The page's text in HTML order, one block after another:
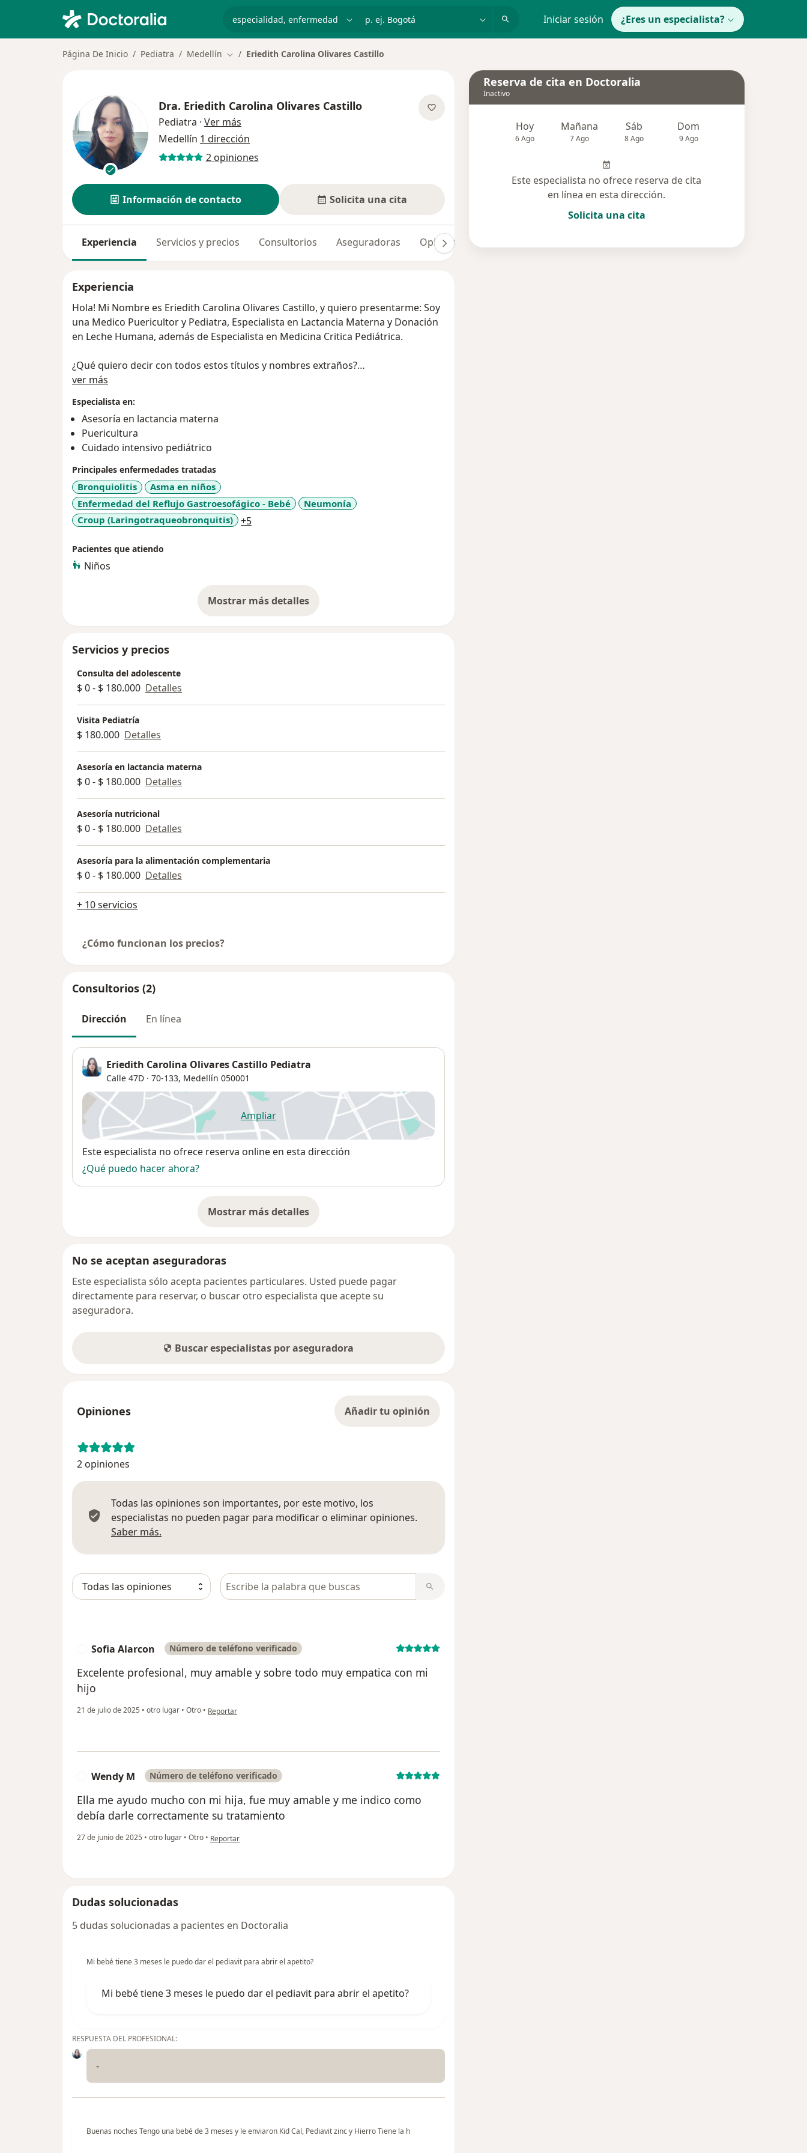
p. ej. Bogotá Iniciar sesión ¿Eres un especialista?
Página De Inicio Pediatra Medellín Cambiar de ciudad
Eriedith Carolina Olivares Castillo
Dra. Eriedith Carolina Olivares Castillo
Pediatra · Ver más
Medellín 1 dirección
2 opiniones
Información de contacto Solicita una cita
Experiencia Servicios y precios Consultorios Aseguradoras Opiniones (2)
Experiencia
Hola! Mi Nombre es Eriedith Carolina Olivares Castillo, y quiero presentarme: Soy
una Medico Puericultor y Pediatra, Especialista en Lactancia Materna y Donación
en Leche Humana, además de Especialista en Medicina Critica Pediátrica.
¿Qué quiero decir con todos estos títulos y nombres extraños?
Que soy una profesional bien calificada! y que te puedo ayudar con la atención a
alimentación, en todas las etapas de la vida, previniendo enfermedades, además
te puedo ayudar en esos momento de enfermedad, no solo en el manejo agudo,
también podemos hacer un seguimiento a largo plazo, hasta que puedan estar
seguros como padres que todo marcha bien.
No dudes en contactarme! Estoy a tu disposición.
ver más
Especialista en:
Asesoría en lactancia materna
Puericultura
Cuidado intensivo pediátrico
Principales enfermedades tratadas
Bronquiolitis
Asma en niños
Enfermedad del Reflujo Gastroesofágico - Bebé
Neumonía
Croup (Laringotraqueobronquitis)
+5a11y_sr_more_diseases
Pacientes que atiendo
Niños
Mostrar más detalles
sobre la experiencia
Servicios y precios
Consulta del adolescente
$ 0 - $ 180.000 Detalles
Visita Pediatría
$ 180.000 Detalles
Asesoría en lactancia materna
$ 0 - $ 180.000 Detalles
Asesoría nutricional
$ 0 - $ 180.000 Detalles
Asesoría para la alimentación complementaria
$ 0 - $ 180.000 Detalles
+ 10 servicios
¿Cómo funcionan los precios?
Consultorios (2)
Dirección En línea
Eriedith Carolina Olivares Castillo Pediatra
Calle 47D · 70-133, Medellín 050001
Ampliarse abre en una nueva pestaña
Disponibilidad
Este especialista no ofrece reserva online en esta dirección
¿Qué puedo hacer ahora?
Mostrar más detalles
sobre la dirección
No se aceptan aseguradoras
Este especialista sólo acepta pacientes particulares. Usted puede pagar
directamente para reservar, o buscar otro especialista que acepte su
aseguradora.
Buscar especialistas por aseguradora
Opiniones Añadir tu opinión
2 opiniones
Todas las opiniones son importantes, por este motivo, los
especialistas no pueden pagar para modificar o eliminar opiniones.
Saber más.
Busca en opiniones
Sofia Alarcon Número de teléfono verificado
Excelente profesional, muy amable y sobre todo muy empatica con mi
hijo
21 de julio de 2025 • otro lugar • Otro • en opinión del usuario Sofia Alarcon
Reportar
Wendy M Número de teléfono verificado
Ella me ayudo mucho con mi hija, fue muy amable y me indico como
debía darle correctamente su tratamiento
27 de junio de 2025 • otro lugar • Otro • en opinión del usuario Wendy M
Reportar
Dudas solucionadas
5 dudas solucionadas a pacientes en Doctoralia
Mi bebé tiene 3 meses le puedo dar el pediavit para abrir el apetito?
Mi bebé tiene 3 meses le puedo dar el pediavit para abrir el apetito?
RESPUESTA DEL PROFESIONAL:
-
Buenas noches Tengo una bebé de 3 meses y le enviaron Kid Cal, Pediavit zinc y Hierro Tiene la h
Reserva de cita en Doctoralia
Inactivo
Hoy
6 Ago
Mañana
7 Ago
Sáb
8 Ago
Dom
9 Ago
Este especialista no ofrece reserva de cita
en línea en esta dirección.
Solicita una cita